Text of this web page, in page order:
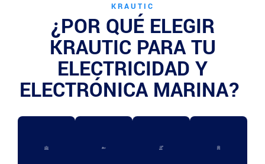
KRAUTIC
¿POR QUÉ ELEGIR
KRAUTIC PARA TU
ELECTRICIDAD Y
ELECTRÓNICA MARINA?